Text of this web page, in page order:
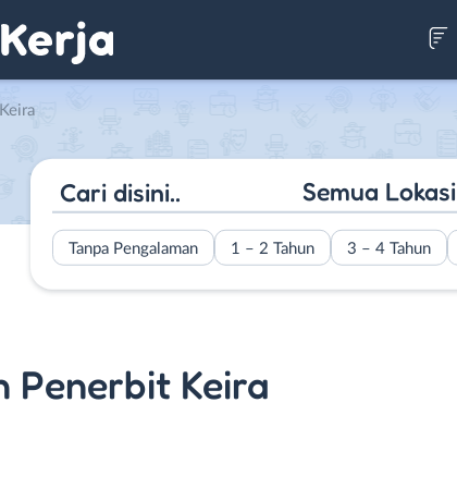
Semua Lokasi
Tanpa Pengalaman 1 – 2 Tahun 3 – 4 Tahun
Penerbit Keira